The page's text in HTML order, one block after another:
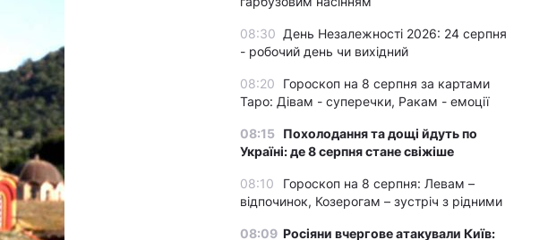
08:30 День Незалежності 2026: 24 серпня
- робочий день чи вихідний
08:20
Гороскоп на 8 серпня за картами
Таро: Дівам - суперечки, Ракам - емоції
08:15 Похолодання та дощі йдуть по
Україні: де 8 серпня стане свіжіше
08:10
Гороскоп на 8 серпня: Левам –
відпочинок, Козерогам – зустріч з рідними
08:09 Росіяни вчергове атакували Київ: